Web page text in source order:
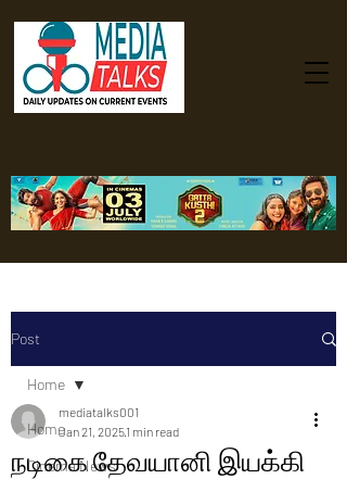
Post
Home
Cinema News
Home
நடிகை தேவயானி இயக்கி
mediatalks001
Jan 21, 20251 min read